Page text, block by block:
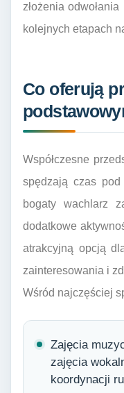
złożenia
kolejnych etapach
Co oferują
Współczesne
spędzają czas
bogaty wachlarz
dodatkowe
atrakcyjną opcją
zainteresowania i
Wśród najczęściej
Zajęcia
zajęcia
koordynacji